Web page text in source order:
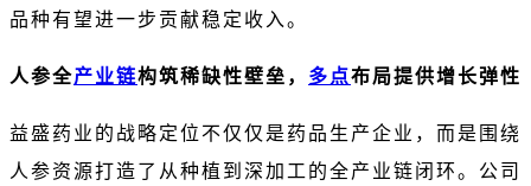
品种有望进一步贡献稳定收入。
人参全产业链构筑稀缺性壁垒， 多点布局提供增长弹性
益盛药业的战略定位不仅仅是药品生产企业，而是围绕
人参资源打造了从种植到深加工的全产业链闭环。公司